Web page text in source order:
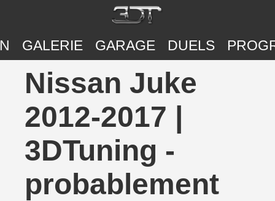
GALERIE GARAGE DUELS
Nissan Juke
2012-2017 |
3DTuning -
probablement